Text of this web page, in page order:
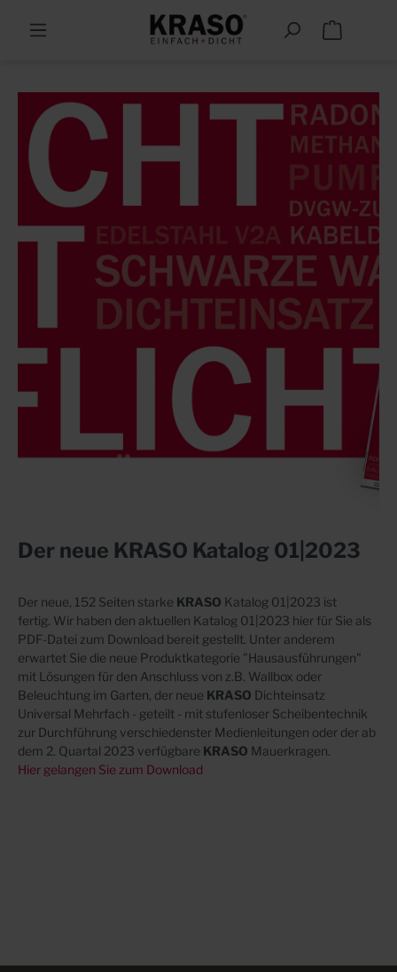
Der neue KRASO Katalog 01|2023
Der neue, 152 Seiten starke KRASO Katalog 01|2023 ist
fertig. Wir haben den aktuellen Katalog 01|2023 hier für Sie als
PDF-Datei zum Download bereit gestellt. Unter anderem
erwartet Sie die neue Produktkategorie "Hausausführungen"
mit Lösungen für den Anschluss von z.B. Wallbox oder
Beleuchtung im Garten, der neue KRASO Dichteinsatz
Universal Mehrfach - geteilt - mit stufenloser Scheibentechnik
zur Durchführung verschiedenster Medienleitungen oder der ab
dem 2. Quartal 2023 verfügbare KRASO Mauerkragen.
Hier gelangen Sie zum Download